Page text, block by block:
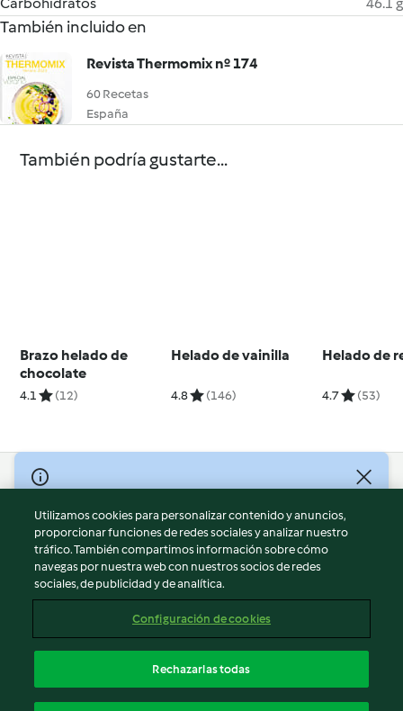
También incluido en
Revista Thermomix nº 174
60 Recetas
España
También podría gustarte...
Brazo helado de
chocolate
4.1 (12)
Helado de vainilla
4.8 (146)
Helado de
4.7 (53)
© Copyright 2026
Términos de uso
Política de privacidad
Aviso legal
Información legal
Reportar contenido
Declaración de accesibilidad
Utilizamos cookies para personalizar contenido y anuncios,
proporcionar funciones de redes sociales y analizar nuestro
tráfico. También compartimos información sobre cómo
navegas por nuestra web con nuestros socios de redes
sociales, de publicidad y de analítica.
Configuración de cookies
Rechazarlas todas